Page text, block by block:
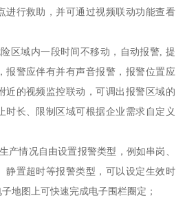
进行救助，并可通过视频联动功能查看
区域内一段时间不移动，自动报警, 提
报警应伴有并有声音报警，报警位置应
近的视频监控联动，可调出报警区域的
时长、限制区域可根据企业需求自定义
产情况自由设置报警类型，例如串岗、
静置超时等报警类型，可以设定生效时
地图上可快速完成电子围栏圈定；